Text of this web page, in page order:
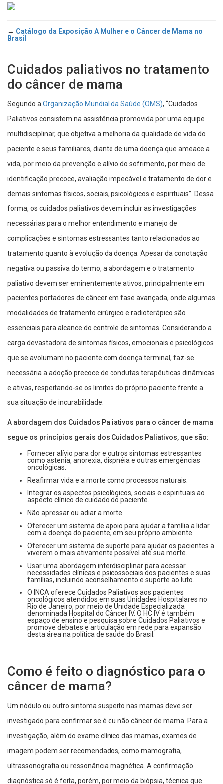
→ Catálogo da Exposição A Mulher e o Câncer de Mama no
Brasil
Cuidados paliativos no tratamento
do câncer de mama
Segundo a Organização Mundial da Saúde (OMS), “Cuidados
Paliativos consistem na assistência promovida por uma equipe
multidisciplinar, que objetiva a melhoria da qualidade de vida do
paciente e seus familiares, diante de uma doença que ameace a
vida, por meio da prevenção e alívio do sofrimento, por meio de
identificação precoce, avaliação impecável e tratamento de dor e
demais sintomas físicos, sociais, psicológicos e espirituais”. Dessa
forma, os cuidados paliativos devem incluir as investigações
necessárias para o melhor entendimento e manejo de
complicações e sintomas estressantes tanto relacionados ao
tratamento quanto à evolução da doença. Apesar da conotação
negativa ou passiva do termo, a abordagem e o tratamento
paliativo devem ser eminentemente ativos, principalmente em
pacientes portadores de câncer em fase avançada, onde algumas
modalidades de tratamento cirúrgico e radioterápico são
essenciais para alcance do controle de sintomas. Considerando a
carga devastadora de sintomas físicos, emocionais e psicológicos
que se avolumam no paciente com doença terminal, faz-se
necessária a adoção precoce de condutas terapêuticas dinâmicas
e ativas, respeitando-se os limites do próprio paciente frente a
sua situação de incurabilidade.
A abordagem dos Cuidados Paliativos para o câncer de mama
segue os princípios gerais dos Cuidados Paliativos, que são:
Fornecer alívio para dor e outros sintomas estressantes
como astenia, anorexia, dispnéia e outras emergências
oncológicas.
Reafirmar vida e a morte como processos naturais.
Integrar os aspectos psicológicos, sociais e espirituais ao
aspecto clínico de cuidado do paciente.
Não apressar ou adiar a morte.
Oferecer um sistema de apoio para ajudar a família a lidar
com a doença do paciente, em seu próprio ambiente.
Oferecer um sistema de suporte para ajudar os pacientes a
viverem o mais ativamente possível até sua morte.
Usar uma abordagem interdisciplinar para acessar
necessidades clínicas e psicossociais dos pacientes e suas
famílias, incluindo aconselhamento e suporte ao luto.
O INCA oferece Cuidados Paliativos aos pacientes
oncológicos atendidos em suas Unidades Hospitalares no
Rio de Janeiro, por meio de Unidade Especializada
denominada Hospital do Câncer IV. O HC IV é também
espaço de ensino e pesquisa sobre Cuidados Paliativos e
promove debates e articulação em rede para expansão
desta área na política de saúde do Brasil.
Como é feito o diagnóstico para o
câncer de mama?
Um nódulo ou outro sintoma suspeito nas mamas deve ser
investigado para confirmar se é ou não câncer de mama. Para a
investigação, além do exame clínico das mamas, exames de
imagem podem ser recomendados, como mamografia,
ultrassonografia ou ressonância magnética. A confirmação
diagnóstica só é feita, porém, por meio da biópsia, técnica que